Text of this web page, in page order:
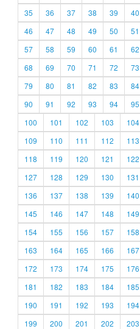
35
36 37 38 39 40
46
47 48 49 50 51
57
58 59 60 61 62
68
69 70 71 72 73
79
80 81 82 83 84
90
91 92 93 94 95
100
101 102 103 104
109
110 111 112 113
118
119 120 121 122
127
128 129 130 131
136
137 138 139 140
145
146 147 148 149
154
155 156 157 158
163
164 165 166 167
172
173 174 175 176
181
182 183 184 185
190
191 192 193 194
199
200 201 202 203